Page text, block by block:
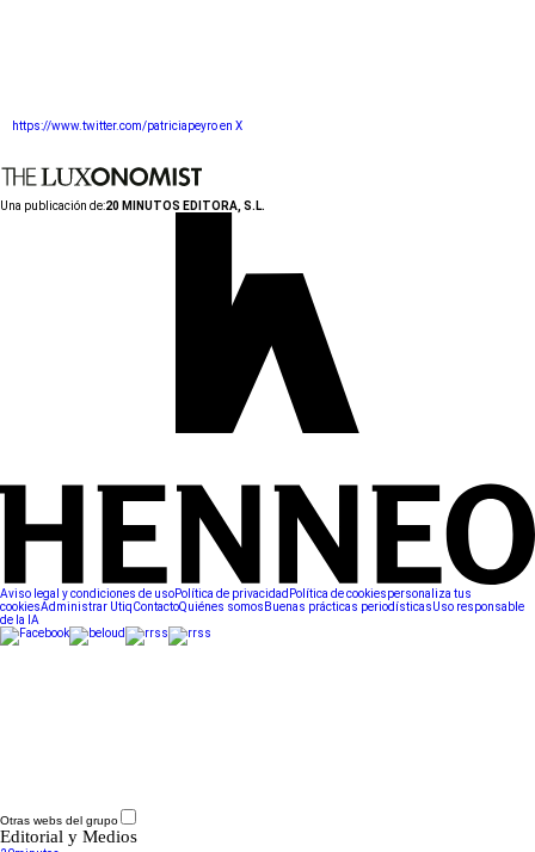
https://www.twitter.com/patriciapeyro en X
Una publicación de:20 MINUTOS EDITORA, S.L.
Aviso legal y condiciones de usoPolítica de privacidad Política de cookiespersonaliza tus
cookiesAdministrar UtiqContactoQuiénes somos Buenas prácticas periodísticasUso responsable
de la IA
Otras webs del grupo
Editorial y Medios